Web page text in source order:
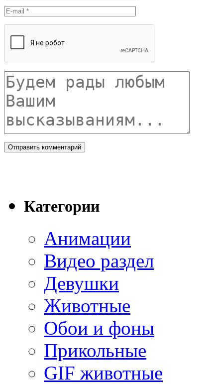
Категории
Анимации
Видео раздел
Девушки
Животные
Обои и фоны
Прикольные
GIF животные